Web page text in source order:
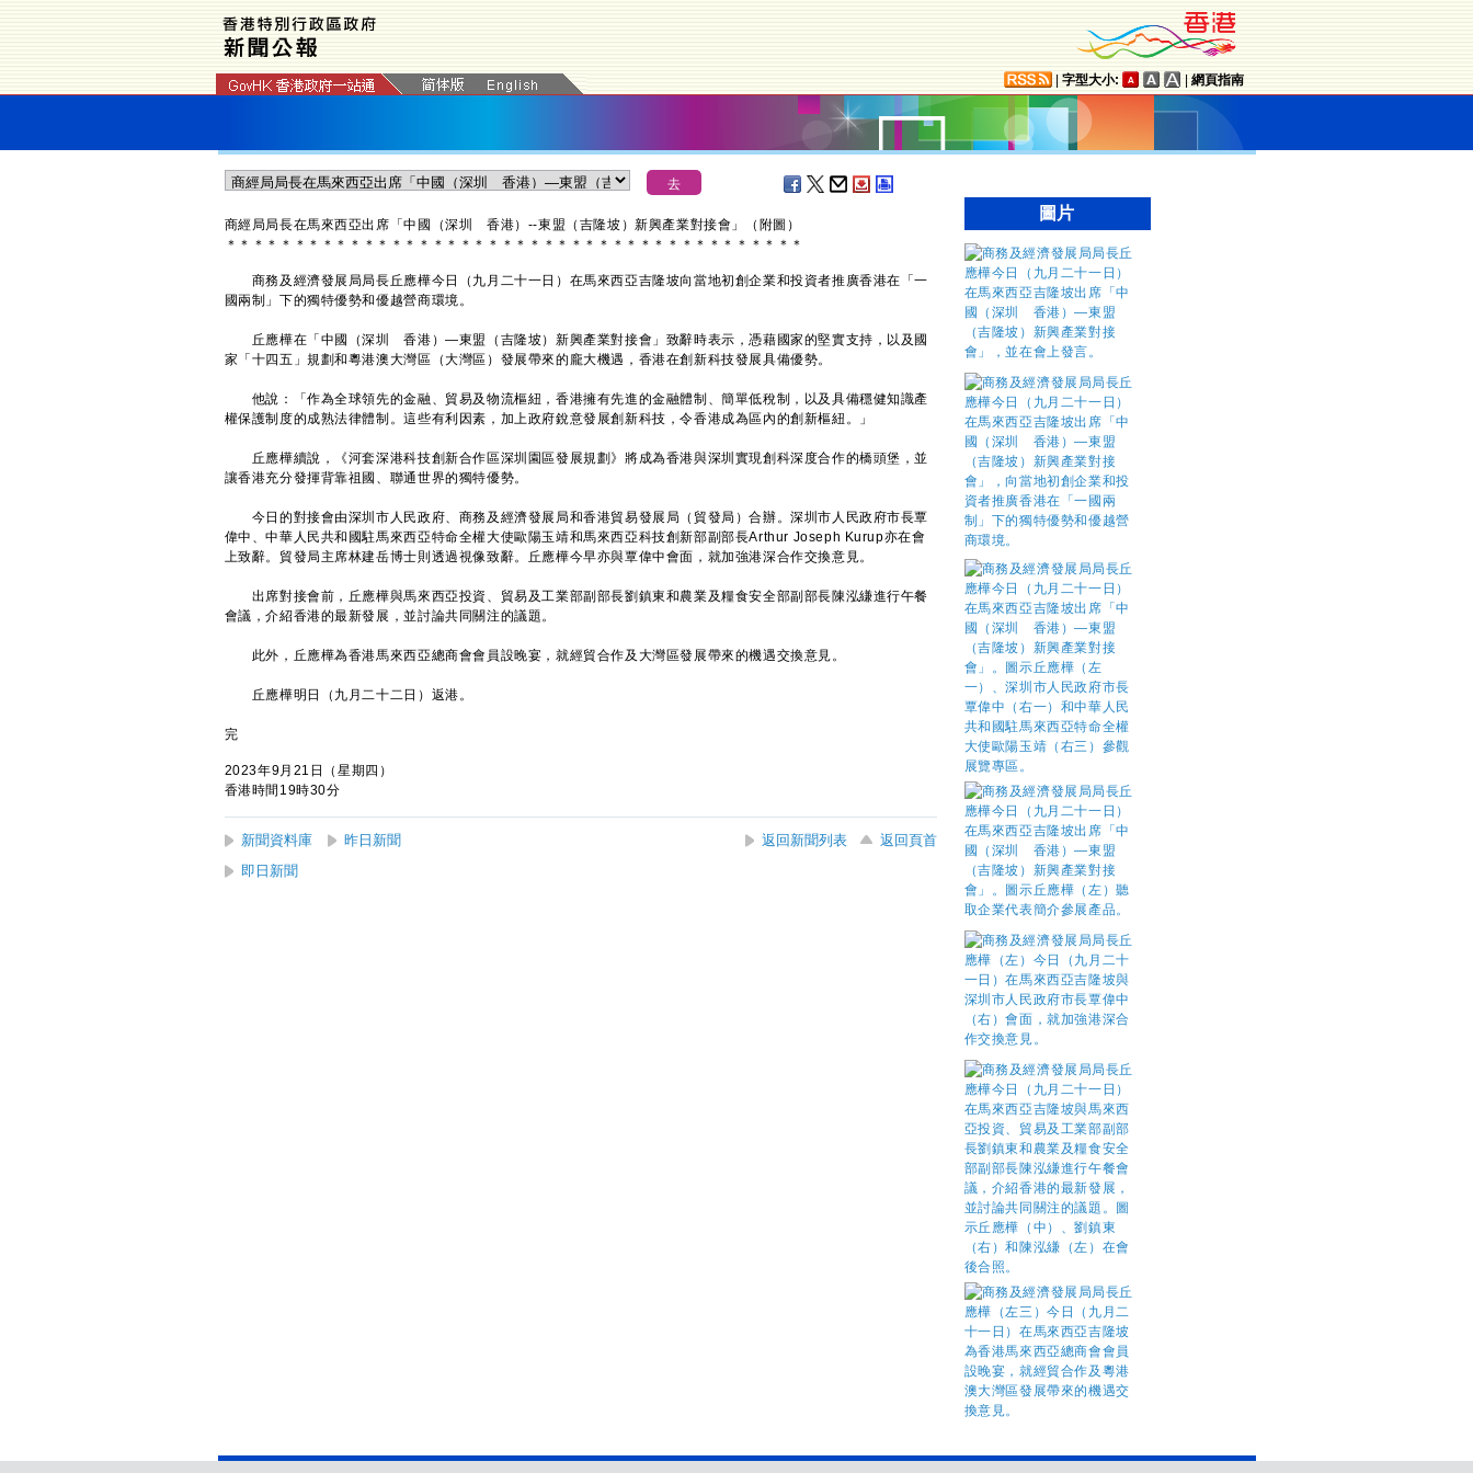
字型大小: 網頁指南
商經局局長在馬來西亞出席「中國（深圳 香港）--東盟（吉隆坡）新興產業對接會」（附圖）
＊ ＊ ＊ ＊ ＊ ＊ ＊ ＊ ＊ ＊ ＊ ＊ ＊ ＊ ＊ ＊ ＊ ＊ ＊ ＊ ＊ ＊ ＊ ＊ ＊ ＊ ＊ ＊ ＊ ＊ ＊ ＊ ＊ ＊ ＊ ＊ ＊ ＊ ＊ ＊ ＊ ＊
商務及經濟發展局局長丘應樺今日（九月二十一日）在馬來西亞吉隆坡向當地初創企業和投資者推廣香港在「一
國兩制」下的獨特優勢和優越營商環境。
丘應樺在「中國（深圳 香港）—東盟（吉隆坡）新興產業對接會」致辭時表示，憑藉國家的堅實支持，以及國
家「十四五」規劃和粵港澳大灣區（大灣區）發展帶來的龐大機遇，香港在創新科技發展具備優勢。
他說：「作為全球領先的金融、貿易及物流樞紐，香港擁有先進的金融體制、簡單低稅制，以及具備穩健知識產
權保護制度的成熟法律體制。這些有利因素，加上政府銳意發展創新科技，令香港成為區內的創新樞紐。」
丘應樺續說，《河套深港科技創新合作區深圳園區發展規劃》將成為香港與深圳實現創科深度合作的橋頭堡，並
讓香港充分發揮背靠祖國、聯通世界的獨特優勢。
今日的對接會由深圳市人民政府、商務及經濟發展局和香港貿易發展局（貿發局）合辦。深圳市人民政府市長覃
偉中、中華人民共和國駐馬來西亞特命全權大使歐陽玉靖和馬來西亞科技創新部副部長Arthur Joseph Kurup亦在會
上致辭。貿發局主席林建岳博士則透過視像致辭。丘應樺今早亦與覃偉中會面，就加強港深合作交換意見。
出席對接會前，丘應樺與馬來西亞投資、貿易及工業部副部長劉鎮東和農業及糧食安全部副部長陳泓縑進行午餐
會議，介紹香港的最新發展，並討論共同關注的議題。
此外，丘應樺為香港馬來西亞總商會會員設晚宴，就經貿合作及大灣區發展帶來的機遇交換意見。
丘應樺明日（九月二十二日）返港。
完
2023年9月21日（星期四）
香港時間19時30分
新聞資料庫 昨日新聞 返回新聞列表
返回頁首
即日新聞
圖片